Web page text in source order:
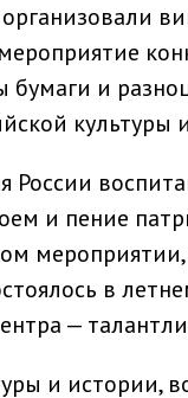
бумаги и
культуры
России
и пение
в
—
и истории,